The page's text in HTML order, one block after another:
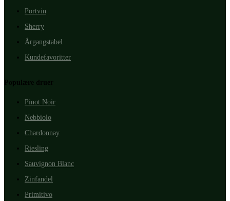
Portvin
Sherry
Årgangstabel
Kundefavoritter
Populære druer
Pinot Noir
Nebbiolo
Chardonnay
Riesling
Sauvignon Blanc
Zinfandel
Primitivo